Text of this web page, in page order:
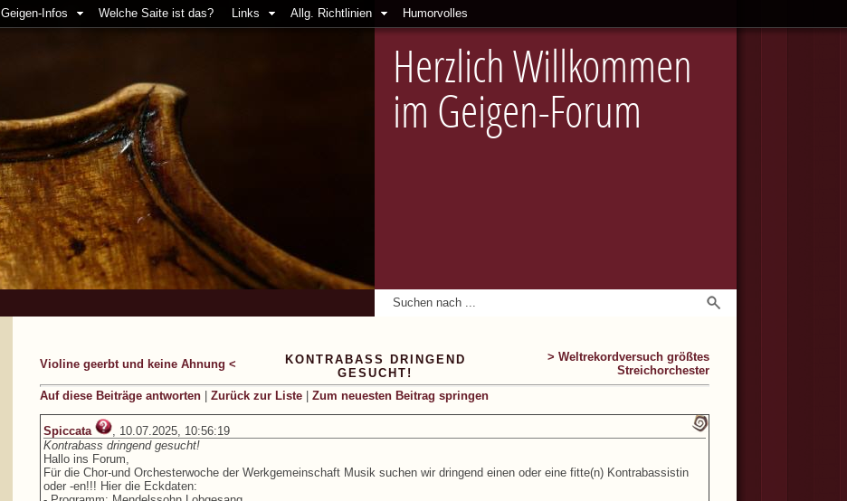
Geigen-Infos Welche Saite ist das? Links Allg. Richtlinien Humorvolles
Herzlich Willkommen
im Geigen-Forum
Violine geerbt und keine Ahnung <
KONTRABASS DRINGEND
GESUCHT!
> Weltrekordversuch größtes
Streichorchester
Auf diese Beiträge antworten
Zurück zur Liste Zum neuesten Beitrag springen
Spiccata
, 10.07.2025, 10:56:19
Kontrabass dringend gesucht!
Hallo ins Forum,
Für die Chor-und Orchesterwoche der Werkgemeinschaft Musik suchen wir dringend einen oder eine fitte(n) Kontrabassistin
oder -en!!! Hier die Eckdaten: